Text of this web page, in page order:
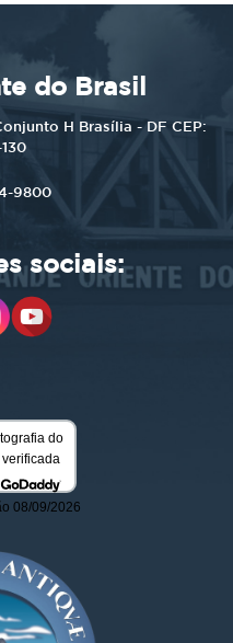
do Brasil
H Brasília - DF CEP:
9800
sociais: